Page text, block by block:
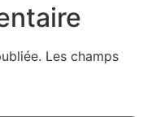
Les champs